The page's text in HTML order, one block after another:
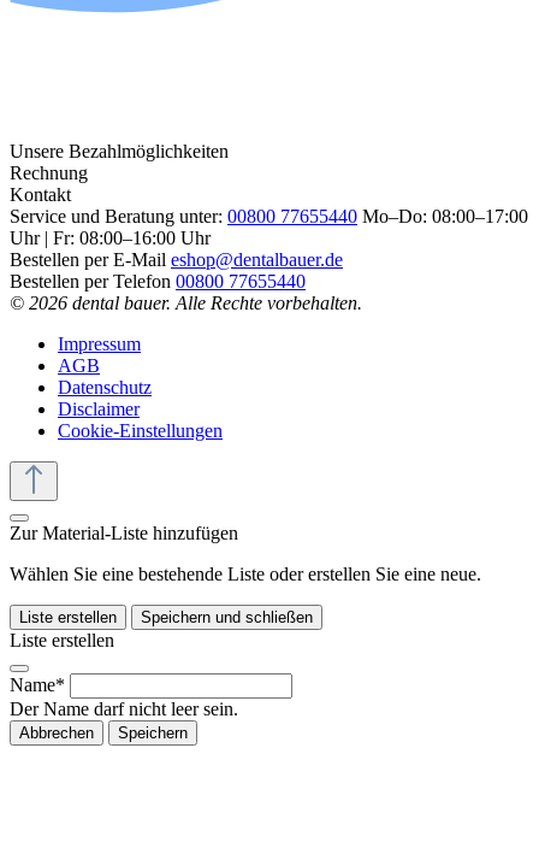
Unsere Bezahlmöglichkeiten
Rechnung
Kontakt
Service und Beratung unter: 00800 77655440 Mo–Do: 08:00–17:00
Uhr | Fr: 08:00–16:00 Uhr
Bestellen per E-Mail eshop@dentalbauer.de
Bestellen per Telefon 00800 77655440
© 2026 dental bauer. Alle Rechte vorbehalten.
Impressum
AGB
Datenschutz
Disclaimer
Cookie-Einstellungen
Zur Material-Liste hinzufügen
Wählen Sie eine bestehende Liste oder erstellen Sie eine neue.
Liste erstellen Speichern und schließen
Liste erstellen
Name*
Der Name darf nicht leer sein.
Abbrechen Speichern